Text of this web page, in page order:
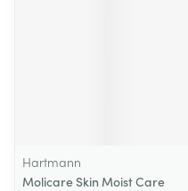
Hartmann
Molicare Skin Moist Care